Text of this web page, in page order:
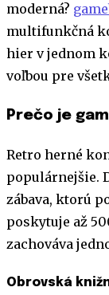
moderná?
multifunkčná
hier v jednom
voľbou pre
Prečo je
Retro herné
populárnejšie.
zábava, ktorú
poskytuje až
zachováva
Obrovská